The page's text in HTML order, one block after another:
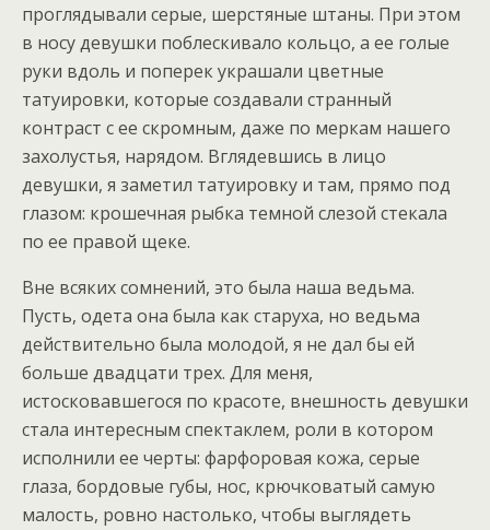
проглядывали серые, шерстяные штаны. При этом
в носу девушки поблескивало кольцо, а ее голые
руки вдоль и поперек украшали цветные
татуировки, которые создавали странный
контраст с ее скромным, даже по меркам нашего
захолустья, нарядом. Вглядевшись в лицо
девушки, я заметил татуировку и там, прямо под
глазом: крошечная рыбка темной слезой стекала
по ее правой щеке.
Вне всяких сомнений, это была наша ведьма.
Пусть, одета она была как старуха, но ведьма
действительно была молодой, я не дал бы ей
больше двадцати трех. Для меня,
истосковавшегося по красоте, внешность девушки
стала интересным спектаклем, роли в котором
исполнили ее черты: фарфоровая кожа, серые
глаза, бордовые губы, нос, крючковатый самую
малость, ровно настолько, чтобы выглядеть